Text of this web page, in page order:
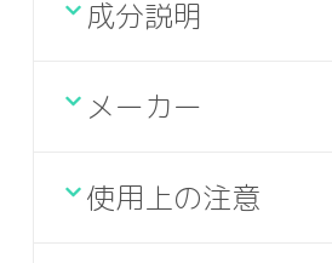
成分説明
メーカー
使用上の注意